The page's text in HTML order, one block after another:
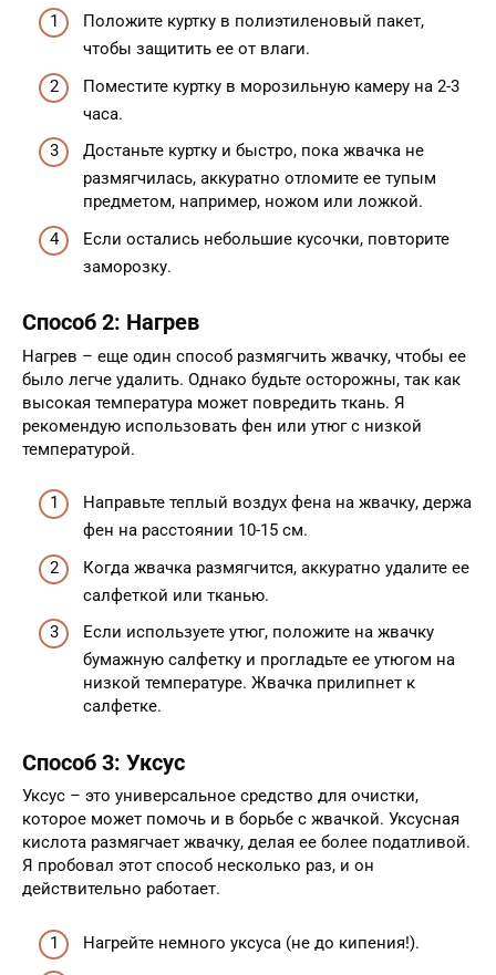
Положите куртку в полиэтиленовый пакет,
чтобы защитить ее от влаги.
Поместите куртку в морозильную камеру на 2-3
часа.
Достаньте куртку и быстро, пока жвачка не
размягчилась, аккуратно отломите ее тупым
предметом, например, ножом или ложкой.
Если остались небольшие кусочки, повторите
заморозку.
Способ 2: Нагрев
Нагрев – еще один способ размягчить жвачку, чтобы ее
было легче удалить. Однако будьте осторожны, так как
высокая температура может повредить ткань. Я
рекомендую использовать фен или утюг с низкой
температурой.
Направьте теплый воздух фена на жвачку, держа
фен на расстоянии 10-15 см.
Когда жвачка размягчится, аккуратно удалите ее
салфеткой или тканью.
Если используете утюг, положите на жвачку
бумажную салфетку и прогладьте ее утюгом на
низкой температуре. Жвачка прилипнет к
салфетке.
Способ 3: Уксус
Уксус – это универсальное средство для очистки,
которое может помочь и в борьбе с жвачкой. Уксусная
кислота размягчает жвачку, делая ее более податливой.
Я пробовал этот способ несколько раз, и он
действительно работает.
Нагрейте немного уксуса (не до кипения!).